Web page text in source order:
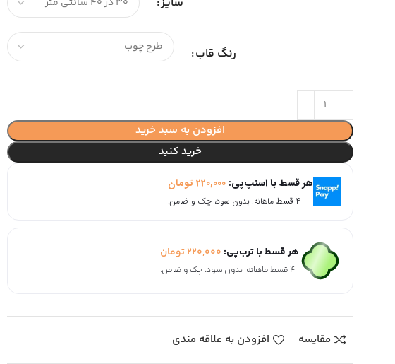
رنگ قاب
افزودن به سبد خرید
خرید کنید
هر قسط با اسنپ‌پی:220,000 تومان
۴ قسط ماهانه. بدون سود، چک و ضامن.
هر قسط با ترب‌پی: 220,000تومان
۴ قسط ماهانه. بدون سود، چک و ضامن.
مقایسه افزودن به علاقه مندی